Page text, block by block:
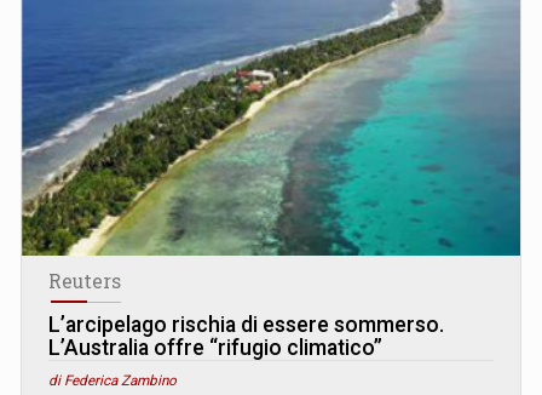
Reuters
L’arcipelago rischia di essere sommerso.
L’Australia offre “rifugio climatico”
di Federica Zambino